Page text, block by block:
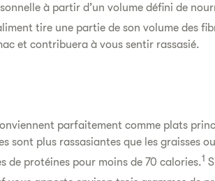
à partir d’un volume défini de
tire une partie de son volume des
et contribuera à vous sentir rassasié.
parfaitement comme plats
sont plus rassasiantes que les graisses
de protéines pour moins de 70 calories.1